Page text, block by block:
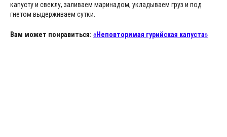
капусту и свеклу, заливаем маринадом, укладываем груз и под
гнетом выдерживаем сутки.
Вам может понравиться: «Неповторимая гурийская капуста»